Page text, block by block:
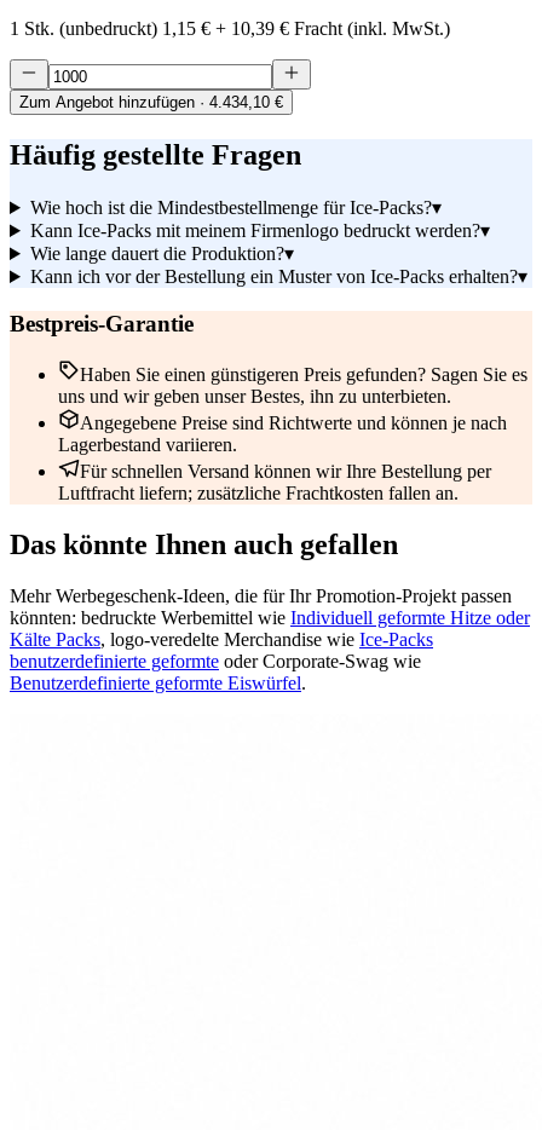
1 Stk. (unbedruckt) 1,15 € + 10,39 € Fracht (inkl. MwSt.)
Zum Angebot hinzufügen · 4.434,10 €
Häufig gestellte Fragen
Wie hoch ist die Mindestbestellmenge für Ice-Packs?▾
Kann Ice-Packs mit meinem Firmenlogo bedruckt werden?▾
Wie lange dauert die Produktion?▾
Kann ich vor der Bestellung ein Muster von Ice-Packs erhalten?▾
Bestpreis-Garantie
Haben Sie einen günstigeren Preis gefunden? Sagen Sie es
uns und wir geben unser Bestes, ihn zu unterbieten.
Angegebene Preise sind Richtwerte und können je nach
Lagerbestand variieren.
Für schnellen Versand können wir Ihre Bestellung per
Luftfracht liefern; zusätzliche Frachtkosten fallen an.
Das könnte Ihnen auch gefallen
Mehr Werbegeschenk-Ideen, die für Ihr Promotion-Projekt passen
könnten: bedruckte Werbemittel wie Individuell geformte Hitze oder
Kälte Packs, logo-veredelte Merchandise wie Ice-Packs
benutzerdefinierte geformte oder Corporate-Swag wie
Benutzerdefinierte geformte Eiswürfel.